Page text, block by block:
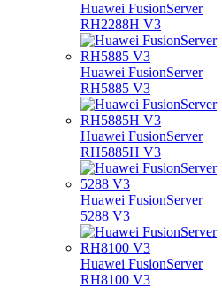
Huawei FusionServer
RH2288H V3
Huawei FusionServer
RH5885 V3
Huawei FusionServer
RH5885H V3
Huawei FusionServer
5288 V3
Huawei FusionServer
RH8100 V3